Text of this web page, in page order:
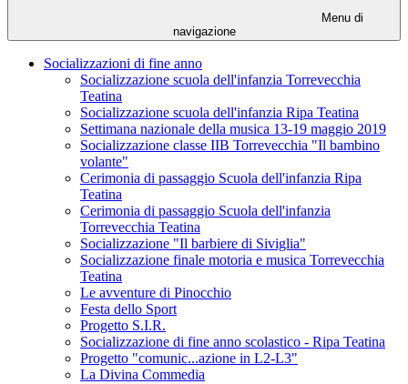
Menu di
navigazione
Socializzazioni di fine anno
Socializzazione scuola dell'infanzia Torrevecchia
Teatina
Socializzazione scuola dell'infanzia Ripa Teatina
Settimana nazionale della musica 13-19 maggio 2019
Socializzazione classe IIB Torrevecchia "Il bambino
volante"
Cerimonia di passaggio Scuola dell'infanzia Ripa
Teatina
Cerimonia di passaggio Scuola dell'infanzia
Torrevecchia Teatina
Socializzazione "Il barbiere di Siviglia"
Socializzazione finale motoria e musica Torrevecchia
Teatina
Le avventure di Pinocchio
Festa dello Sport
Progetto S.I.R.
Socializzazione di fine anno scolastico - Ripa Teatina
Progetto "comunic...azione in L2-L3"
La Divina Commedia